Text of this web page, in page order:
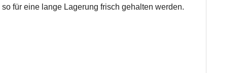
für eine lange Lagerung frisch gehalten werden.